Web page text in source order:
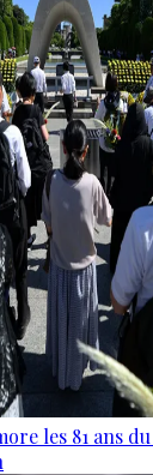
les 81 ans